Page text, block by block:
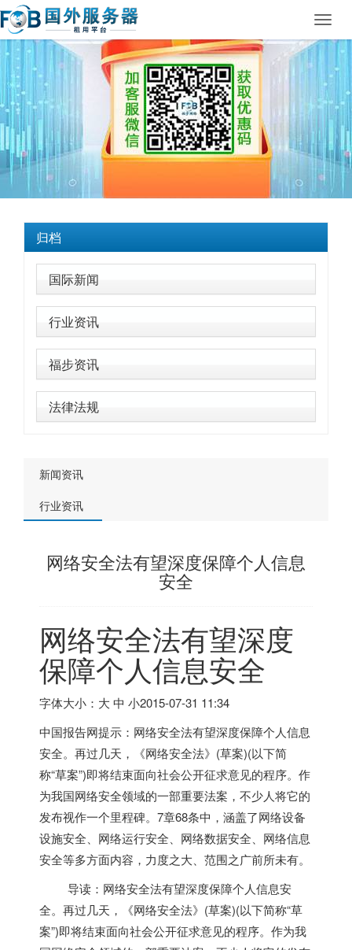
归档
国际新闻
行业资讯
福步资讯
法律法规
新闻资讯
行业资讯
网络安全法有望深度保障个人信息
安全
网络安全法有望深度
保障个人信息安全
字体大小：大 中 小2015-07-31 11:34
中国报告网提示：网络安全法有望深度保障个人信息
安全。再过几天，《网络安全法》(草案)(以下简
称“草案”)即将结束面向社会公开征求意见的程序。作
为我国网络安全领域的一部重要法案，不少人将它的
发布视作一个里程碑。7章68条中，涵盖了网络设备
设施安全、网络运行安全、网络数据安全、网络信息
安全等多方面内容，力度之大、范围之广前所未有。
导读：网络安全法有望深度保障个人信息安
全。再过几天，《网络安全法》(草案)(以下简称“草
案”)即将结束面向社会公开征求意见的程序。作为我